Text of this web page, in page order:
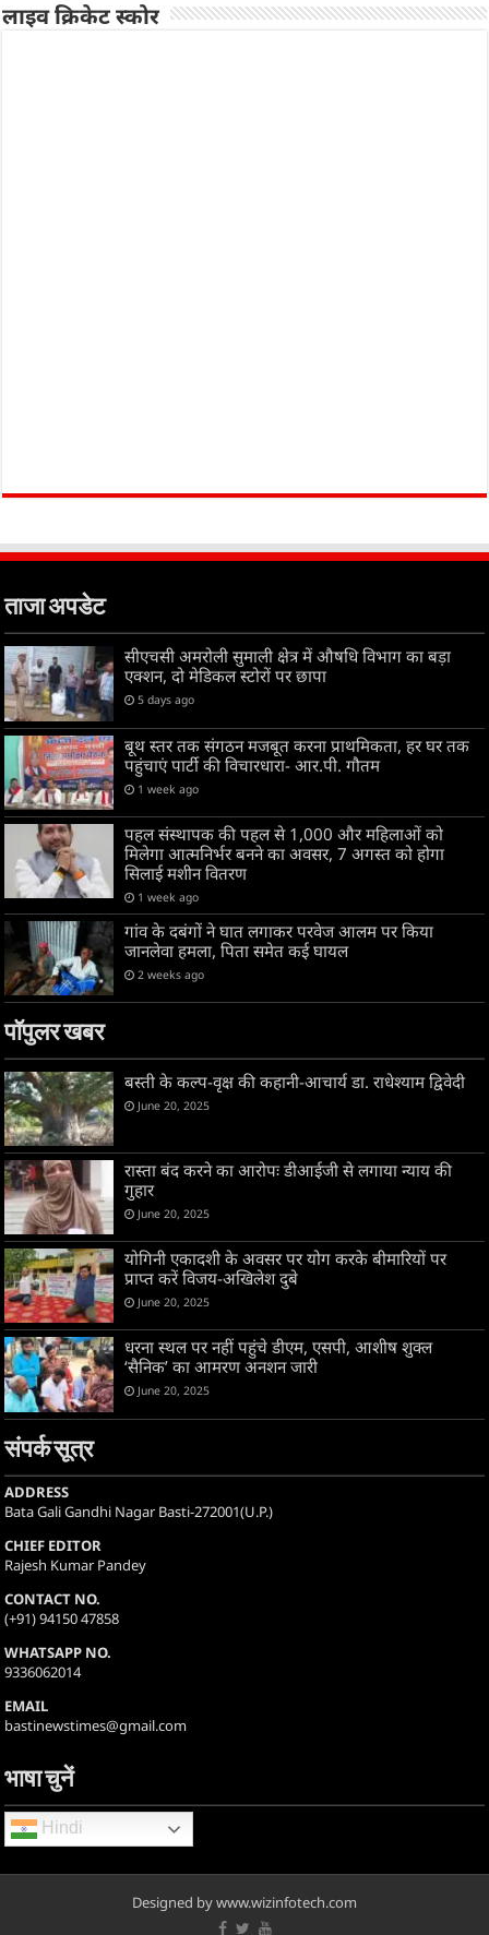
लाइव क्रिकेट स्कोर
ताजा अपडेट
सीएचसी अमरोली सुमाली क्षेत्र में औषधि विभाग का बड़ा
एक्शन, दो मेडिकल स्टोरों पर छापा
5 days ago
बूथ स्तर तक संगठन मजबूत करना प्राथमिकता, हर घर तक
पहुंचाएं पार्टी की विचारधारा- आर.पी. गौतम
1 week ago
पहल संस्थापक की पहल से 1,000 और महिलाओं को
मिलेगा आत्मनिर्भर बनने का अवसर, 7 अगस्त को होगा
सिलाई मशीन वितरण
1 week ago
गांव के दबंगों ने घात लगाकर परवेज आलम पर किया
जानलेवा हमला, पिता समेत कई घायल
2 weeks ago
पॉपुलर खबर
बस्ती के कल्प-वृक्ष की कहानी-आचार्य डा. राधेश्याम द्विवेदी
June 20, 2025
रास्ता बंद करने का आरोपः डीआईजी से लगाया न्याय की
गुहार
June 20, 2025
योगिनी एकादशी के अवसर पर योग करके बीमारियों पर
प्राप्त करें विजय-अखिलेश दुबे
June 20, 2025
धरना स्थल पर नहीं पहुंचे डीएम, एसपी, आशीष शुक्ल
‘सैनिक’ का आमरण अनशन जारी
June 20, 2025
संपर्क सूत्र
ADDRESS
Bata Gali Gandhi Nagar Basti-272001(U.P.)
CHIEF EDITOR
Rajesh Kumar Pandey
CONTACT NO.
(+91) 94150 47858
WHATSAPP NO.
9336062014
EMAIL
bastinewstimes@gmail.com
भाषा चुनें
Hindi
Designed by www.wizinfotech.com